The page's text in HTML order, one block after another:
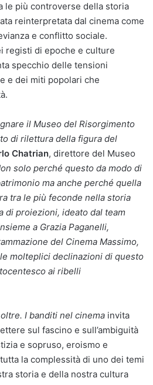
le più controverse della storia
reinterpretata dal cinema come
e conflitto sociale.
registi di epoche e culture
specchio delle tensioni
e dei miti popolari che
il Museo del Risorgimento
di rilettura della figura del
Chatrian, direttore del Museo
solo perché questo da modo di
ma anche perché quella
tra le più feconde nella storia
di proiezioni, ideato dal team
a Grazia Paganelli,
del Cinema Massimo,
molteplici declinazioni di questo
ai ribelli
I banditi nel cinema invita
sul fascino e sull’ambiguità
e sopruso, eroismo e
la complessità di uno dei temi
storia e della nostra cultura